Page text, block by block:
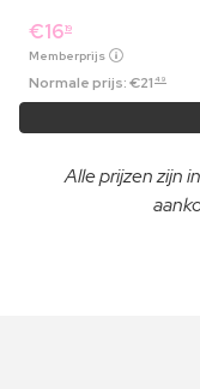
€1619
Memberprijs
Normale prijs:€21 49
Alle prijzen zijn